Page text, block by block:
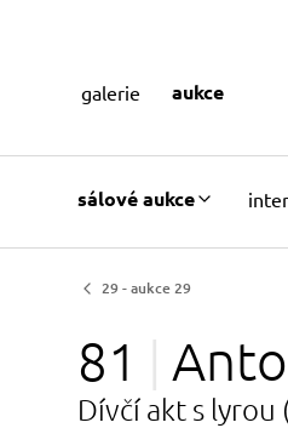
sálové aukce
galerie aukce
29 - aukce 29
81
Dívčí akt s lyrou